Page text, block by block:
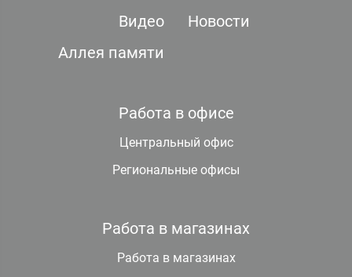
Видео
Новости
Аллея памяти
Работа в офисе
Центральный офис
Региональные офисы
Работа в магазинах
Работа в магазинах